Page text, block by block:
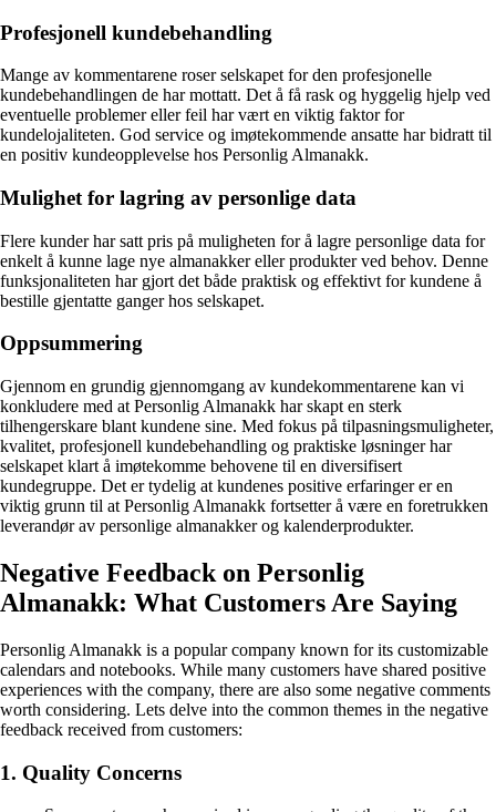
Profesjonell kundebehandling
Mange av kommentarene roser selskapet for den profesjonelle
kundebehandlingen de har mottatt. Det å få rask og hyggelig hjelp ved
eventuelle problemer eller feil har vært en viktig faktor for
kundelojaliteten. God service og imøtekommende ansatte har bidratt til
en positiv kundeopplevelse hos Personlig Almanakk.
Mulighet for lagring av personlige data
Flere kunder har satt pris på muligheten for å lagre personlige data for
enkelt å kunne lage nye almanakker eller produkter ved behov. Denne
funksjonaliteten har gjort det både praktisk og effektivt for kundene å
bestille gjentatte ganger hos selskapet.
Oppsummering
Gjennom en grundig gjennomgang av kundekommentarene kan vi
konkludere med at Personlig Almanakk har skapt en sterk
tilhengerskare blant kundene sine. Med fokus på tilpasningsmuligheter,
kvalitet, profesjonell kundebehandling og praktiske løsninger har
selskapet klart å imøtekomme behovene til en diversifisert
kundegruppe. Det er tydelig at kundenes positive erfaringer er en
viktig grunn til at Personlig Almanakk fortsetter å være en foretrukken
leverandør av personlige almanakker og kalenderprodukter.
Negative Feedback on Personlig
Almanakk: What Customers Are Saying
Personlig Almanakk is a popular company known for its customizable
calendars and notebooks. While many customers have shared positive
experiences with the company, there are also some negative comments
worth considering. Lets delve into the common themes in the negative
feedback received from customers:
1. Quality Concerns